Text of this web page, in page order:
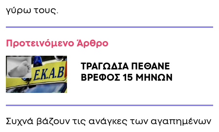
γύρω τους.
Προτεινόμενο Άρθρο
ΤΡΑΓΩΔΙΑ ΠΕΘΑΝΕ
ΒΡΕΦΟΣ 15 ΜΗΝΩΝ
Συχνά βάζουν τις ανάγκες των αγαπημένων